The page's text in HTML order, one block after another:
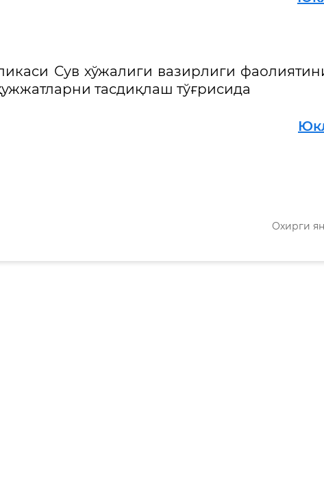
Сув хўжалиги вазирлиги
тасдиқлаш тўғрисида
й.
Охирги